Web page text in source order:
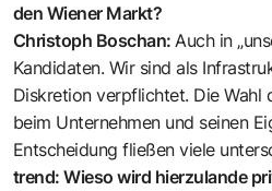
den Wiener Markt?
Christoph Boschan: Auch in
Kandidaten. Wir sind als
Diskretion verpflichtet. Die Wahl
beim Unternehmen und seinen
Entscheidung fließen viele
trend: Wieso wird hierzulande